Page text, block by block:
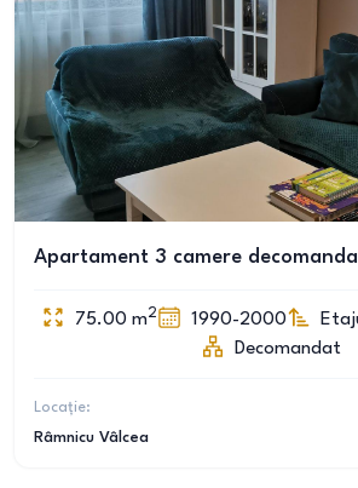
Apartament 3 camere
75.00 m2 1990-2000
Decomandat
Locație:
Râmnicu Vâlcea